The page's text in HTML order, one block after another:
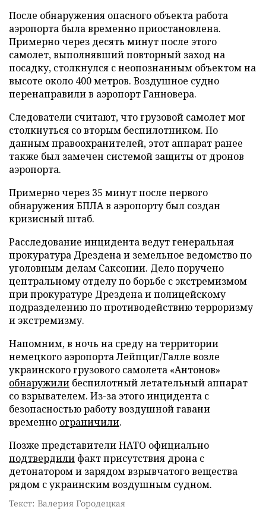
После обнаружения опасного объекта работа
аэропорта была временно приостановлена.
Примерно через десять минут после этого
самолет, выполнявший повторный заход на
посадку, столкнулся с неопознанным объектом на
высоте около 400 метров. Воздушное судно
перенаправили в аэропорт Ганновера.
Следователи считают, что грузовой самолет мог
столкнуться со вторым беспилотником. По
данным правоохранителей, этот аппарат ранее
также был замечен системой защиты от дронов
аэропорта.
Примерно через 35 минут после первого
обнаружения БПЛА в аэропорту был создан
кризисный штаб.
Расследование инцидента ведут генеральная
прокуратура Дрездена и земельное ведомство по
уголовным делам Саксонии. Дело поручено
центральному отделу по борьбе с экстремизмом
при прокуратуре Дрездена и полицейскому
подразделению по противодействию терроризму
и экстремизму.
Напомним, в ночь на среду на территории
немецкого аэропорта Лейпциг/Галле возле
украинского грузового самолета «Антонов»
обнаружили беспилотный летательный аппарат
со взрывателем. Из-за этого инцидента с
безопасностью работу воздушной гавани
временно ограничили.
Позже представители НАТО официально
подтвердили факт присутствия дрона с
детонатором и зарядом взрывчатого вещества
рядом с украинским воздушным судном.
Текст: Валерия Городецкая